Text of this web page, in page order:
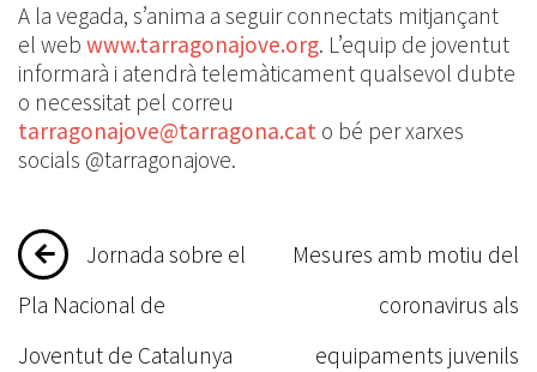
A la vegada, s’anima a seguir connectats mitjançant
el web www.tarragonajove.org. L’equip de joventut
informarà i atendrà telemàticament qualsevol dubte
o necessitat pel correu
tarragonajove@tarragona.cat o bé per xarxes
socials @tarragonajove.
Navegació
d'entrades
Jornada sobre el
Pla Nacional de
Joventut de Catalunya
Mesures amb motiu del
coronavirus als
equipaments juvenils